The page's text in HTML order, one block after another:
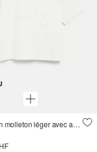
T-shirt en molleton léger avec application en dentelle, coupe carrée